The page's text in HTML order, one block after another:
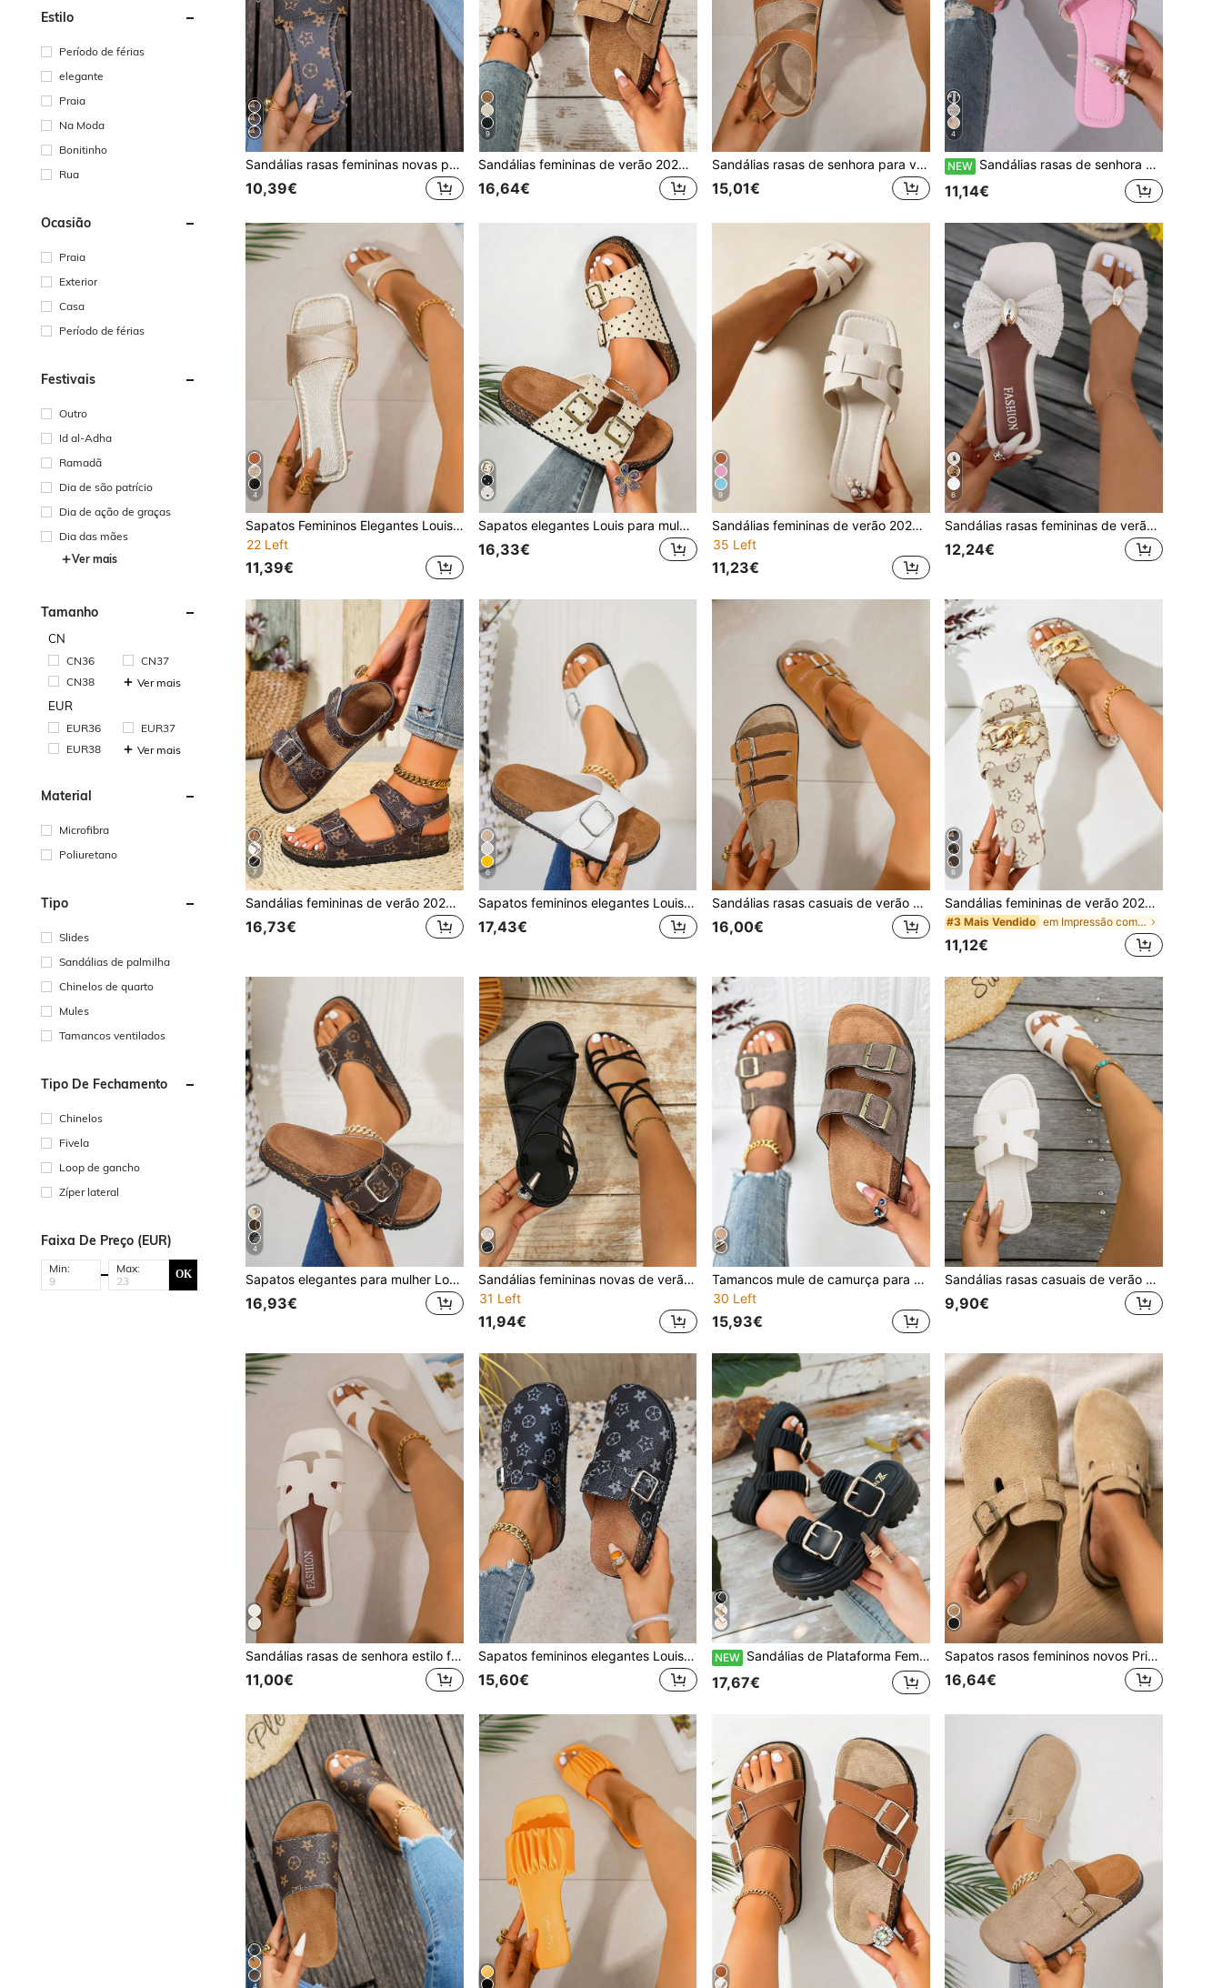
Estilo
Período de férias
elegante
Praia
Na Moda
Bonitinho
Rua
Ocasião
Praia
Exterior
Casa
Período de férias
Festivais
Outro
Id al-Adha
Ramadã
Dia de são patrício
Dia de ação de graças
Dia das mães
Ver mais
Tamanho
CN
CN36
CN37
CN38
Ver mais
EUR
EUR36
EUR37
EUR38
Ver mais
Material
Microfibra
Poliuretano
Tipo
Slides
Sandálias de palmilha
Chinelos de quarto
Mules
Tamancos ventilados
Tipo De Fechamento
Chinelos
Fivela
Loop de gancho
Zíper lateral
Faixa De Preço (EUR)
Min: Max: OK
Sandálias rasas femininas novas para o verão de 2026, sandálias slip-on com decoração de fivela de metal sintético da moda com estampa de letra fofa e bico redondo, sandálias de praia femininas confortáveis e elegantes para o verão, adequadas para praia, apartamento, rua, férias, festa e outras ocasiões, podem ser combinadas com vestidos, calças casuais, saias, calções e outros looks, castanho
10,39€
9
Sandálias femininas de verão 2026, sandálias femininas estilo férias, sandálias femininas confortáveis, sandálias femininas sem fecho, sandálias rasteiras femininas modernas e charmosas, sandálias femininas para férias, sandálias femininas marrons, sandálias femininas elegantes, sandálias rasteiras casuais simples e confortáveis para o dia a dia na praia, sandálias de praia femininas plus size com sola macia, tamancos mule femininos com palmilha de cortiça macia, sapatos com suporte para o arco do pé.
16,64€
Sandálias rasas de senhora para verão, novas, com fivela metálica e fecho de , sola macia e confortável, estilo casual, adequadas para o dia a dia, combinam com qualquer roupa
15,01€
4
NEW Sandálias rasas de senhora de verão, nova moda, em forma de H, decoradas com strass, biqueira quadrada e design aberto, chinelos cor-de-rosa, adequados para saídas diárias como rua, compras, férias, hotel e praia, combinam com qualquer roupa
11,14€
4
Sapatos Femininos Elegantes Louis, 1 Par de Sandálias Rasas de Verão com Laço e Biqueira Aberta, Estilo Minimalista em Cor Sólida, Cabedal em Pele PU com Nó, Sola Macia Antiderrapante e Biqueira Quadrada, Sapatos de Praia Elegantes para Mulher para Verão e Rua, Adequados para Praia, Casa, Rua, Férias e Diversas Ocasiões, Chinelos Femininos Versáteis para Deslocações em Dourado
22 Left
11,39€
Sapatos elegantes Louis para mulher, novas sandálias rasas de verão para mulher, design de fivela moderno, estampa vintage fofa de bolinhas, chinelos de verão para mulher com bico aberto e bico redondo respiráveis, sapatos de praia estilo férias, sandálias elegantes para mulher, palmilha de camurça sintética resistente ao suor e ao odor com suporte de arco, sandálias de verão, sola de borracha com textura antiderrapante, adequadas para férias, rua de verão, praia, deserto, escritório, apartamento e vários outros cenários, disponíveis em preto, castanho, bege, cáqui, podem ser combinadas com qualquer roupa
16,33€
9
Sandálias femininas de verão 2026 com biqueira quadrada e aberta em forma de H, mule de sola macia, estilo férias, confortáveis, slip-on descontraídas, rasas, modernas e fofas, bege, elegantes, simples, casuais para o dia a dia, sapatos de praia rasos em pele PU e tecido, sola macia, tamanhos grandes
35 Left
11,23€
6
Sandálias rasas femininas de verão 2026 com bico quadrado e aberto, sandálias rasas de palha com laço trançado retrô e decoração metálica, adequadas para saídas diárias, sandálias mule, sandálias de verão femininas estilo férias, sandálias femininas confortáveis, sandálias femininas slip-on descontraídas, sandálias rasas femininas fofas e modernas, sandálias de férias femininas, sandálias femininas brancas, sandálias femininas elegantes, sapatos de praia rasos simples e confortáveis para uso casual diário, sandálias de praia femininas de tamanho grande com sola macia
12,24€
7
Sandálias femininas de verão 2026, sandálias rasteiras femininas minimalistas com bico aberto, sandálias femininas de verão estilo férias, sandálias femininas confortáveis, sandálias femininas sem fecho, com fivela e design diferenciado, sandálias rasteiras femininas estampadas e modernas, sandálias romanas femininas, sandálias femininas marrons, sandálias femininas elegantes, sandálias rasteiras casuais simples e confortáveis para o dia a dia na praia, sandálias de praia femininas plus size com sola macia, tamancos de madeira femininos, com suporte para o arco do pé, design antiderrapante e que absorve o suor
16,73€
6
Sapatos femininos elegantes Louis, novas sandálias rasas de verão para mulher, sapatos de praia com design de fivela fofo, chinelos femininos de verão com biqueira aberta e redonda respiráveis, chinelos rasos de estilo urbano e de férias da moda, sandálias femininas elegantes, palmilha de camurça sintética resistente ao suor e ao odor com suporte de arco, sandálias de verão adequadas para férias, rua de verão, praia, deserto, escritório, apartamento e vários outros cenários, podem ser combinadas com qualquer roupa, sandálias femininas brancas
17,43€
Sandálias rasas casuais de verão para mulher, mule de biqueira aberta com três tiras e fivela metálica decorativa, sandálias de praia castanhas, adequadas para viagens, rua, casa, festas, compras e outras ocasiões casuais, combinam com qualquer roupa, chinelos de verão
16,00€
6
Sandálias femininas de verão 2026, chinelos femininos em forma de H de estilo minimalista, decoração de corrente de metal, sola antiderrapante, estampa floral elegante, sandálias femininas de verão estilo férias, sandálias femininas confortáveis, sandálias femininas slip-on descontraídas, sandálias femininas rasas elegantes e fofas, sandálias femininas de férias, sandálias femininas brancas, sandálias femininas cáqui, sandálias femininas bege, sandálias femininas elegantes, sapatos de praia rasos simples e confortáveis para uso diário casual, sandálias de praia femininas de sola macia em tamanhos grandes
#3 Mais Vendido em Impressão completa Sandálias Flat Femininas
11,12€
4
Sapatos elegantes para mulher Louis, novas sandálias rasas de verão para mulher, design moderno com fivela, estampado floral vintage e fofo, chinelos de verão para mulher com biqueira aberta e biqueira redonda, respiráveis, sapatos de praia estilo férias, sandálias elegantes para mulher, palmilha de camurça sintética à prova de suor e de odor com suporte para o arco, sandálias de verão, sola de borracha com textura antiderrapante, adequadas para férias, rua, praia, deserto, escritório, apartamento e várias cenas diárias, disponíveis em preto, castanho, bege, cáqui, podem ser combinadas com qualquer roupa
16,93€
Sandálias femininas novas de verão com tiras finas e sola plana, design de bico fechado e aberto, sandálias pretas, adequadas para praia, rua, férias, festa de verão e outras cenas da vida quotidiana, uma sandália casual elegante para deslocações femininas
31 Left
11,94€
Tamancos mule de camurça para mulher com palmilha macia de cortiça, sandálias rasas de verão de biqueira aberta, sapatos de praia slip-on, sandálias casuais castanho cáqui em tamanho grande
30 Left
15,93€
Sandálias rasas casuais de verão para mulher, design em H, biqueira aberta, cabedal respirável, sapatos de praia para mulher, adequadas para viagens, rua, casa, festa, compras e outras ocasiões casuais, sandálias bege para mulher, combinam com qualquer roupa, chinelos de verão
9,90€
Sandálias rasas de senhora estilo férias de verão, design em H, biqueira aberta e quadrada, sapatos de praia confortáveis com palmilha de esponja macia, adequadas para viagens, praia, rua de verão, festas, hotel e outras várias ocasiões, sandálias bege para senhora, combinam com qualquer roupa, chinelos de verão
11,00€
Sapatos femininos elegantes Louis, novos sapatos perfurados de verão para mulher, design moderno com fivela, estampado floral vintage e giro, chinelos de verão respiráveis com biqueira redonda, sapatos de praia estilo férias, sandálias femininas elegantes, palmilha de camurça sintética anti-suor e anti-odor com suporte de arco, sola de borracha com textura antiderrapante, adequados para férias, rua de verão, praia, deserto, escritório, apartamento e vários outros cenários, disponíveis em preto, castanho, bege, cáqui, combinam com qualquer roupa
15,60€
NEW Sandálias de Plataforma Femininas Novas de Verão, Design de Cabedal Franzido com Decoração de Fivela Metálica, Sola Macia e Confortável, Sandálias Casuais Femininas Adequadas para Passeios Diários de Verão, Sandálias que Podem ser Combinadas com Qualquer Roupa
17,67€
Sapatos rasos femininos novos Primavera/Verão 2026, sandálias rasas femininas slip-on com design de fivela, sapatos femininos elegantes, sandálias femininas de verão estilo casual urbano para férias, sapatos femininos de casa com sola macia e confortável e biqueira redonda, tamancos femininos modernos e fofos, sandálias femininas para férias, sandálias femininas castanhas, sapatos rasos femininos castanhos, sandálias femininas elegantes, adequadas para saídas diárias, sapatos rasos de praia simples e confortáveis, sandálias mule femininas em camurça com suporte de arco
16,64€